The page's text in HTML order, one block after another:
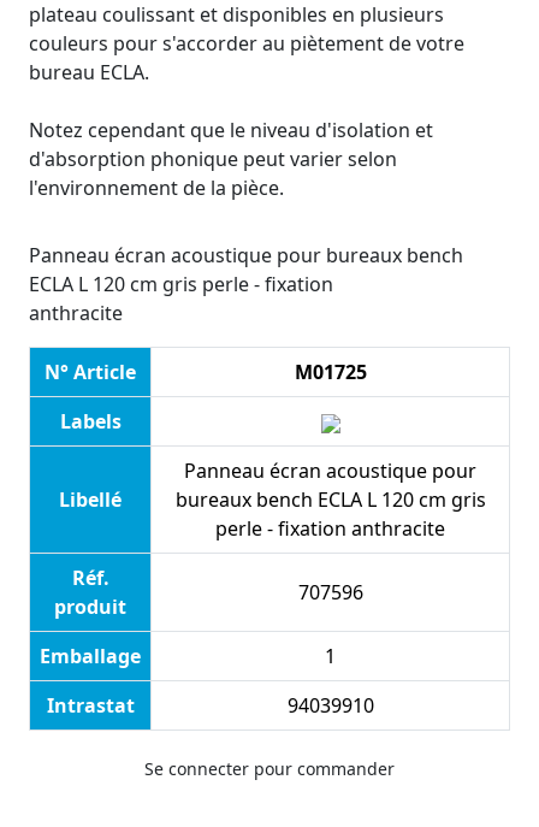
plateau coulissant et disponibles en plusieurs
couleurs pour s'accorder au piètement de votre
bureau ECLA.
Notez cependant que le niveau d'isolation et
d'absorption phonique peut varier selon
l'environnement de la pièce.
Panneau écran acoustique pour bureaux bench
ECLA L 120 cm gris perle - fixation
anthracite
N° Article
M01725
Labels
Libellé
Panneau écran acoustique pour
bureaux bench ECLA L 120 cm gris
perle - fixation anthracite
Réf.
produit
707596
Emballage
1
Intrastat
94039910
Se connecter pour commander